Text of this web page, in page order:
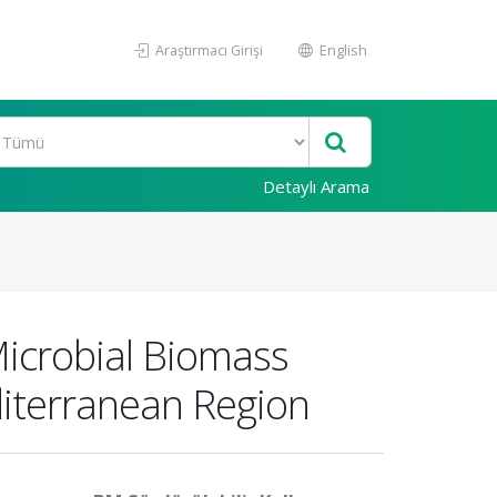
Araştırmacı Girişi English
Detaylı Arama
Biomass
Region